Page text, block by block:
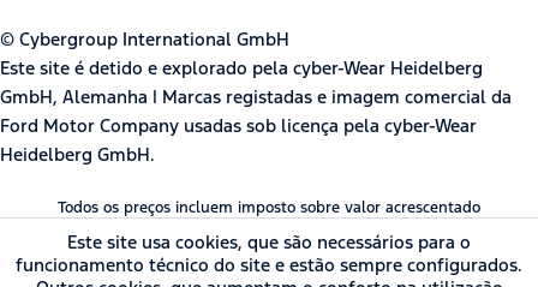
© Cybergroup International GmbH
Este site é detido e explorado pela cyber-Wear Heidelberg
GmbH, Alemanha | Marcas registadas e imagem comercial da
Ford Motor Company usadas sob licença pela cyber-Wear
Heidelberg GmbH.
Todos os preços incluem imposto sobre valor acrescentado
Este site usa cookies, que são necessários para o
funcionamento técnico do site e estão sempre configurados.